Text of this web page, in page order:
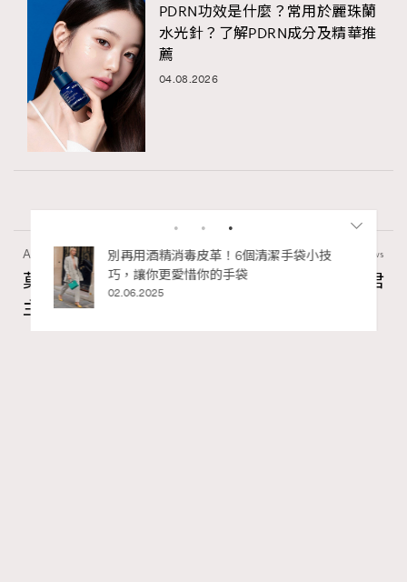
PDRN功效是什麼？常用於麗珠蘭
水光針？了解PDRN成分及精華推
薦
04.08.2026
Art 60 views
莫扎特16歲歌劇神作！非凡美樂帶來《獨裁君
主斯拉》香港首演重現古羅馬政治風暴
的顯
別再用酒精消毒皮革！6個清潔手袋小技
巧，讓你更愛惜你的手袋
02.06.2025